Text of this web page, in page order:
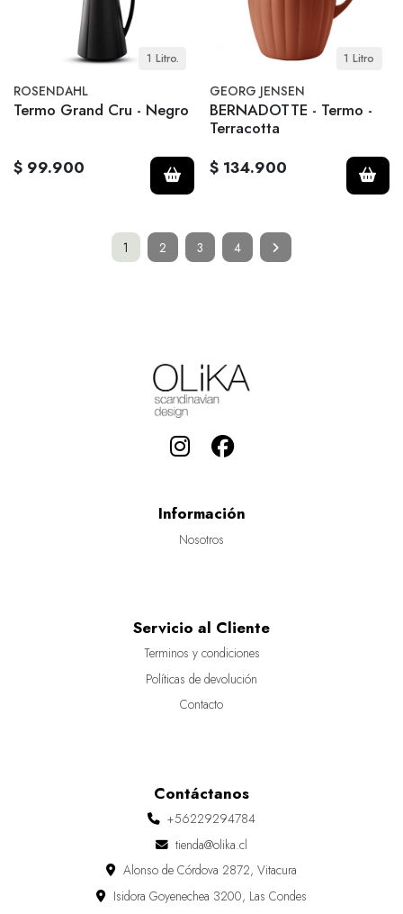
1 Litro.
ROSENDAHL
Termo Grand Cru - Negro
$ 99.900
1 Litro
GEORG JENSEN
BERNADOTTE - Termo -
Terracotta
$ 134.900
1 2 3 4
Información
Nosotros
Servicio al Cliente
Terminos y condiciones
Políticas de devolución
Contacto
Contáctanos
+56229294784
tienda@olika.cl
Alonso de Córdova 2872, Vitacura
Isidora Goyenechea 3200, Las Condes